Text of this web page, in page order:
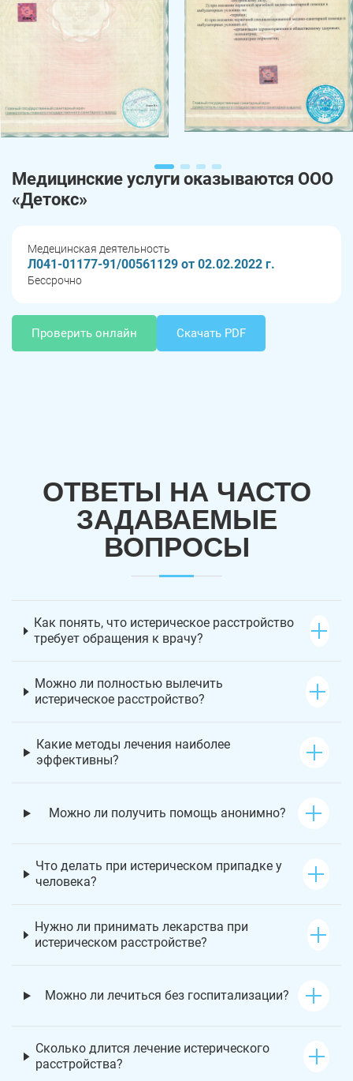
Медицинские услуги оказываются ООО
«Детокс»
Медецинская деятельность
Л041-01177-91/00561129 от 02.02.2022 г.
Бессрочно
Проверить онлайн Скачать PDF
ОТВЕТЫ НА ЧАСТО
ЗАДАВАЕМЫЕ
ВОПРОСЫ
Как понять, что истерическое расстройство
требует обращения к врачу?
Можно ли полностью вылечить
истерическое расстройство?
Какие методы лечения наиболее
эффективны?
Можно ли получить помощь анонимно?
Что делать при истерическом припадке у
человека?
Нужно ли принимать лекарства при
истерическом расстройстве?
Можно ли лечиться без госпитализации?
Сколько длится лечение истерического
расстройства?